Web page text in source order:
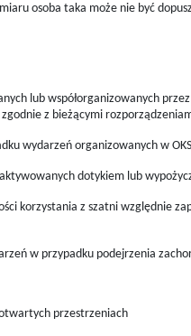
osoba taka może nie być
lub współorganizowanych
z bieżącymi
wydarzeń organizowanych w
dotykiem lub
korzystania z szatni względnie
w przypadku podejrzenia
przestrzeniach